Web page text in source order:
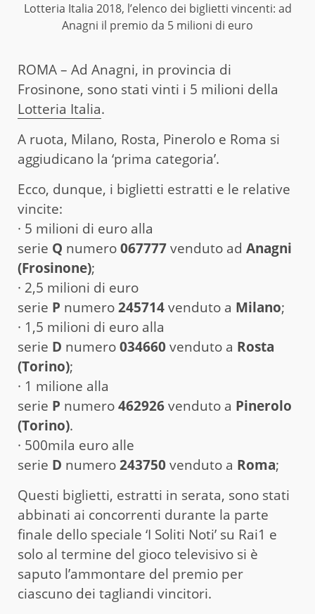
Lotteria Italia 2018, l’elenco dei biglietti vincenti: ad
Anagni il premio da 5 milioni di euro
ROMA – Ad Anagni, in provincia di
Frosinone, sono stati vinti i 5 milioni della
Lotteria Italia.
A ruota, Milano, Rosta, Pinerolo e Roma si
aggiudicano la ‘prima categoria’.
Ecco, dunque, i biglietti estratti e le relative
vincite:
· 5 milioni di euro alla
serie Q numero067777venduto ad Anagni
(Frosinone);
· 2,5 milioni di euro
serie P numero245714venduto a Milano;
· 1,5 milioni di euro alla
serie D numero034660venduto a Rosta
(Torino);
· 1 milione alla
serie P numero462926venduto a Pinerolo
(Torino).
· 500mila euro alle
serie D numero243750venduto a Roma;
Questi biglietti, estratti in serata, sono stati
abbinati ai concorrenti durante la parte
finale dello speciale ‘I Soliti Noti’ su Rai1 e
solo al termine del gioco televisivo si è
saputo l’ammontare del premio per
ciascuno dei tagliandi vincitori.